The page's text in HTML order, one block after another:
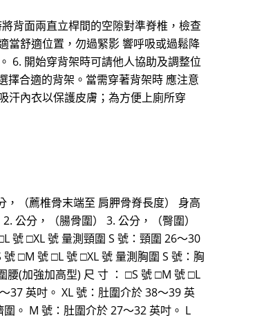
背面兩直立桿間的空隙對準脊椎，檢查
當舒適位置，勿過緊影 響呼吸或過鬆降
6. 開始穿背架時可請他人協助及調整位
擇合適的背架。當需穿著背架時 應注意
汗內衣以保護皮膚；為方便上廁所穿
，（薦椎骨末端至 肩胛骨脊長度） 身高
公分，（腸骨圍） 3. 公分，（臀圍）
號 □XL 號 量測頸圍 S 號：頸圍 26～30
號 □M 號 □L 號 □XL 號 量測胸圍 S 號：胸
腰(加強加高型) 尺 寸 ： □S 號 □M 號 □L
37 英吋。 XL 號：肚圍介於 38～39 英
。 M 號：肚圍介於 27～32 英吋。 L